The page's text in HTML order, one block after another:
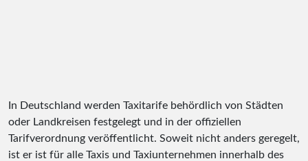
In Deutschland werden Taxitarife behördlich von Städten
oder Landkreisen festgelegt und in der offiziellen
Tarifverordnung veröffentlicht. Soweit nicht anders geregelt,
ist er ist für alle Taxis und Taxiunternehmen innerhalb des